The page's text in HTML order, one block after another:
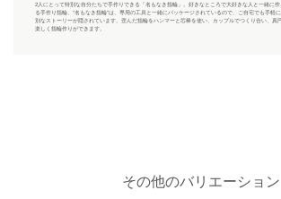
2人にとって特別な自分たちで手作りできる「名もなき指輪」。好きなところで大好きな人と一緒に
る手作り指輪、“名もなき指輪”は、専用の工具と一緒にパッケージされているので、ご自宅でも手軽
別なストーリーが隠されています。歪んだ指輪をハンマーと芯棒を使い、カップルでつくり合い、真
楽しく指輪作りができます。
その他のバリエーション